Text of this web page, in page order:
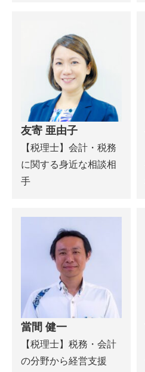
友寄 亜由子
【税理士】会計・税務
に関する身近な相談相
手
當間 健一
【税理士】税務・会計
の分野から経営支援